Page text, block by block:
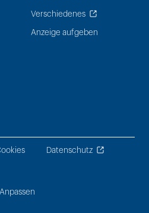
Verschiedenes
Anzeige aufgeben
Datenschutz